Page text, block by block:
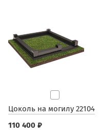
Цоколь на могилу 22104
110 400 ₽